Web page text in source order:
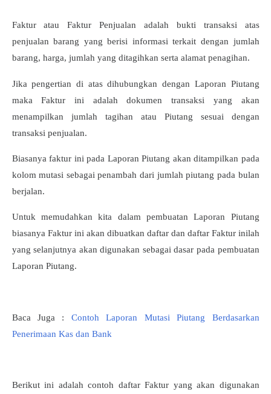
Faktur atau Faktur Penjualan adalah bukti transaksi atas
penjualan barang yang berisi informasi terkait dengan jumlah
barang, harga, jumlah yang ditagihkan serta alamat penagihan.
Jika pengertian di atas dihubungkan dengan Laporan Piutang
maka Faktur ini adalah dokumen transaksi yang akan
menampilkan jumlah tagihan atau Piutang sesuai dengan
transaksi penjualan.
Biasanya faktur ini pada Laporan Piutang akan ditampilkan pada
kolom mutasi sebagai penambah dari jumlah piutang pada bulan
berjalan.
Untuk memudahkan kita dalam pembuatan Laporan Piutang
biasanya Faktur ini akan dibuatkan daftar dan daftar Faktur inilah
yang selanjutnya akan digunakan sebagai dasar pada pembuatan
Laporan Piutang.
Baca Juga : Contoh Laporan Mutasi Piutang Berdasarkan
Penerimaan Kas dan Bank
Berikut ini adalah contoh daftar Faktur yang akan digunakan